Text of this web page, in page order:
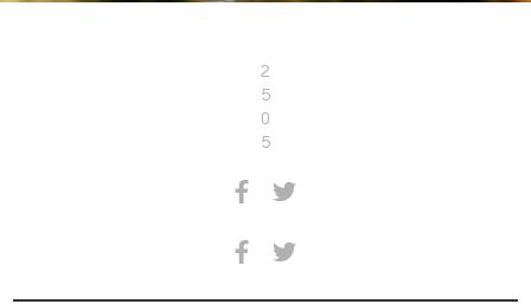
2
5
0
5